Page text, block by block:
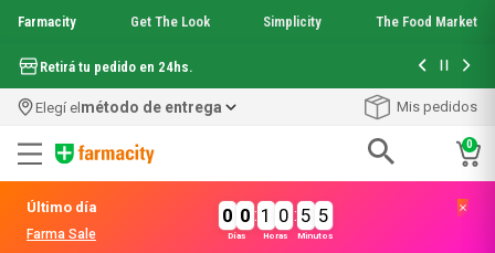
Farmacity Get The Look Simplicity The Food Market
Retirá tu pedido en 24hs. Hasta 6
Elegí elmétodo de entrega Mis pedidos
0
Último día
Farma Sale
0 0
Días
: 1 0
Horas
: 5 5
Minutos
.garnier toque seco crema facial